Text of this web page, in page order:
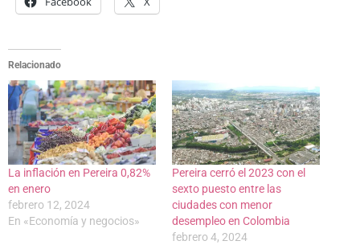
Relacionado
La inflación en Pereira 0,82%
en enero
febrero 12, 2024
En «Economía y negocios»
Pereira cerró el 2023 con el
sexto puesto entre las
ciudades con menor
desempleo en Colombia
febrero 4, 2024